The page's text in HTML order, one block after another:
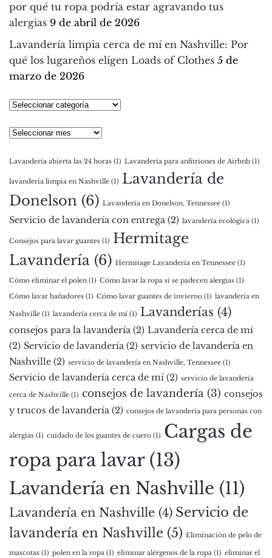
por qué tu ropa podría estar agravando tus
alergias 9 de abril de 2026
Lavandería limpia cerca de mí en Nashville: Por
qué los lugareños eligen Loads of Clothes 5 de
marzo de 2026
Seleccionar
Archivos
Lavandería abierta las 24 horas (1) Lavandería para anfitriones de Airbnb (1)
lavandería limpia en Nashville (1) Lavandería de
Donelson (6) Lavandería en Donelson, Tennessee (1)
Servicio de lavandería con entrega (2) lavandería ecológica (1)
Consejos para lavar guantes (1) Hermitage
Lavandería (6) Hermitage Lavandería en Tennessee (1)
Cómo eliminar el polen (1) Cómo lavar la ropa si se padecen alergias (1)
Cómo lavar bañadores (1) Cómo lavar guantes de invierno (1) lavandería en
Nashville (1) lavandería cerca de mí (1) Lavanderías (4)
consejos para la lavandería (2) Lavandería cerca de mí
(2) Servicio de lavandería (2) servicio de lavandería en
Nashville (2) servicio de lavandería en Nashville, Tennessee (1)
Servicio de lavandería cerca de mí (2) servicio de lavandería
cerca de Nashville (1) consejos de lavandería (3) consejos
y trucos de lavandería (2) consejos de lavandería para personas con
alergias (1) cuidado de los guantes de cuero (1) Cargas de
ropa para lavar(13)
Lavandería en Nashville (11)
Lavandería en Nashville (4) Servicio de
lavandería en Nashville (5) Eliminación de pelo de
mascotas (1) polen en la ropa (1) eliminar alérgenos de la ropa (1) eliminar el